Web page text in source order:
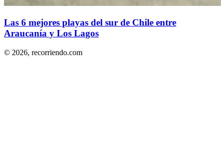
Las 6 mejores playas del sur de Chile entre
Araucanía y Los Lagos
© 2026, recorriendo.com